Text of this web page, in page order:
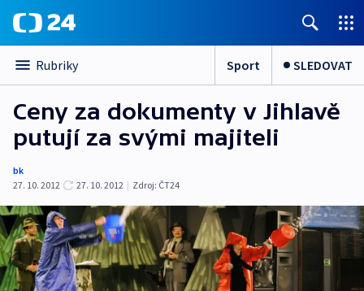
Rubriky Sport SLEDOVAT
Ceny za dokumenty v Jihlavě
putují za svými majiteli
bk
27. 10. 2012
27. 10. 2012 | Zdroj: ČT24